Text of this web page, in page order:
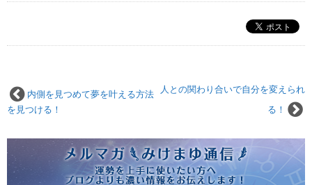
人との関わり合いで自分を変えられ
る！
内側を見つめて夢を叶える方法
を見つける！